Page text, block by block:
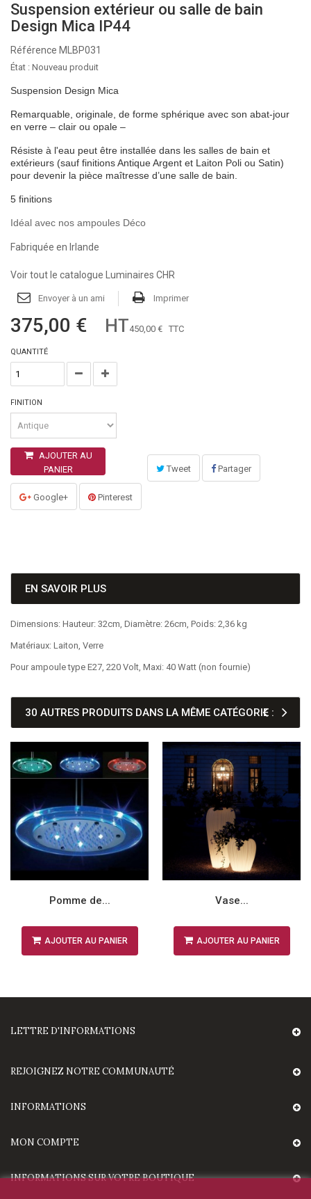
Suspension extérieur ou salle de bain
Design Mica IP44
Référence MLBP031
État : Nouveau produit
Suspension Design Mica
Remarquable, originale, de forme sphérique avec son abat-jour
en verre – clair ou opale –
Résiste à l'eau peut être installée dans les salles de bain et
extérieurs (sauf finitions Antique Argent et Laiton Poli ou Satin)
pour devenir la pièce maîtresse d’une salle de bain.
5 finitions
Idéal avec nos ampoules Déco
Fabriquée en Irlande
Voir tout le catalogue Luminaires CHR
Envoyer à un ami Imprimer
375,00 € HT450,00 € TTC
QUANTITÉ
FINITION
AJOUTER AU
PANIER
Tweet Partager
Google+ Pinterest
EN SAVOIR PLUS
Dimensions: Hauteur: 32cm, Diamètre: 26cm, Poids: 2,36 kg
Matériaux: Laiton, Verre
Pour ampoule type E27, 220 Volt, Maxi: 40 Watt (non fournie)
30 AUTRES PRODUITS DANS LA MÊME CATÉGORIE :
Pomme de...
AJOUTER AU PANIER
Vase...
AJOUTER AU PANIER
LETTRE D'INFORMATIONS
REJOIGNEZ NOTRE COMMUNAUTÉ
INFORMATIONS
MON COMPTE
INFORMATIONS SUR VOTRE BOUTIQUE